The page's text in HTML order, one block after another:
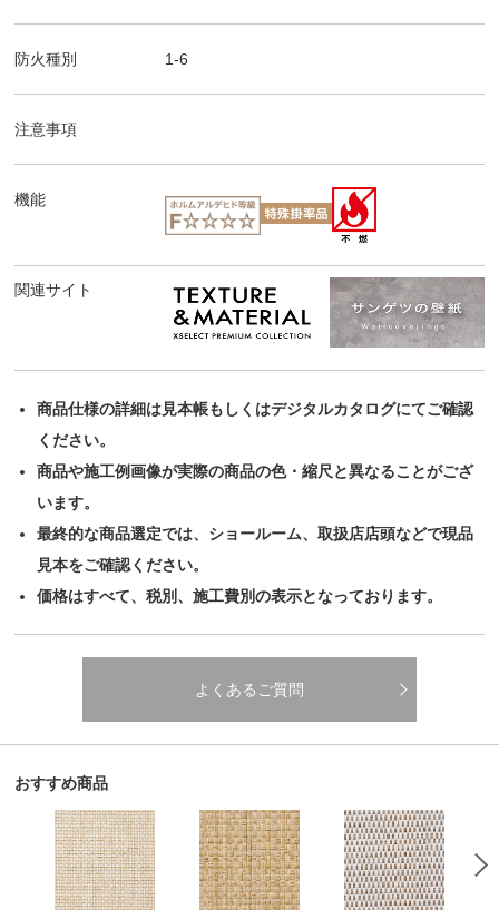
防火種別 1-6
注意事項
機能
関連サイト
商品仕様の詳細は見本帳もしくはデジタルカタログにてご確認
ください。
商品や施工例画像が実際の商品の色・縮尺と異なることがござ
います。
最終的な商品選定では、ショールーム、取扱店店頭などで現品
見本をご確認ください。
価格はすべて、税別、施工費別の表示となっております。
よくあるご質問
おすすめ商品